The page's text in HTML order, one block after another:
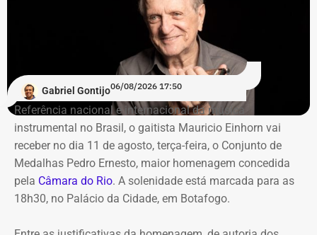
De acordo com o relatório de auditoria do TCE-RJ, os R$
59,6 milhões alocados no Banco Master entre junho e
julho de 2024 representavam mais de 20% de toda a
carteira de investimentos do Itaprevi. A equipe técnica do
Tribunal classificou o processo decisório como
“negligente e temerário”.
Entre os principais pontos apontados pela auditoria
estão:
Mudança brusca na estratégia de investimento: a
Gabriel Gontijo06/08/2026 17:50
Referência nacional e internacional da música
instrumental no Brasil, o gaitista Mauricio Einhorn vai
receber no dia 11 de agosto, terça-feira, o Conjunto de
Medalhas Pedro Ernesto, maior homenagem concedida
pela Câmara do Rio. A solenidade está marcada para as
18h30, no Palácio da Cidade, em Botafogo.